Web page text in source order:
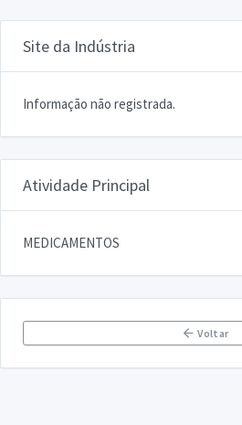
Site da Indústria
Informação não registrada.
Atividade Principal
MEDICAMENTOS
Voltar